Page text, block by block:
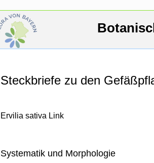
Steckbriefe zu den
Ervilia sativa Link
Systematik und Morphologie